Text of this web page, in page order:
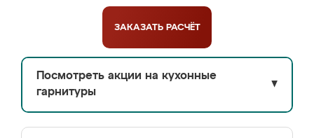
ЗАКАЗАТЬ РАСЧЁТ
Посмотреть акции на кухонные
гарнитуры
▼